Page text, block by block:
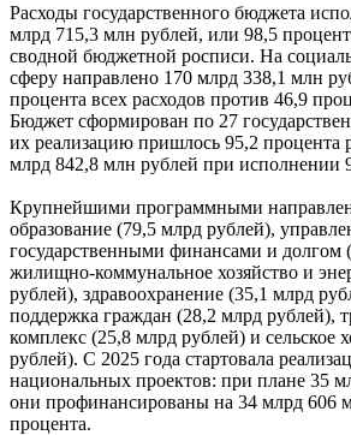
Расходы государственного бюджета
млрд 715,3 млн рублей, или 98,5
сводной бюджетной росписи. На
сферу направлено 170 млрд 338,1 млн
процента всех расходов против 46,9
Бюджет сформирован по 27
их реализацию пришлось 95,2 процента
млрд 842,8 млн рублей при исполнении
Крупнейшими программными
образование (79,5 млрд рублей),
государственными финансами и долгом
жилищно-коммунальное хозяйство и
рублей), здравоохранение (35,1 млрд
поддержка граждан (28,2 млрд рублей),
комплекс (25,8 млрд рублей) и сельское
рублей). С 2025 года стартовала
национальных проектов: при плане 35
они профинансированы на 34 млрд 606
процента.